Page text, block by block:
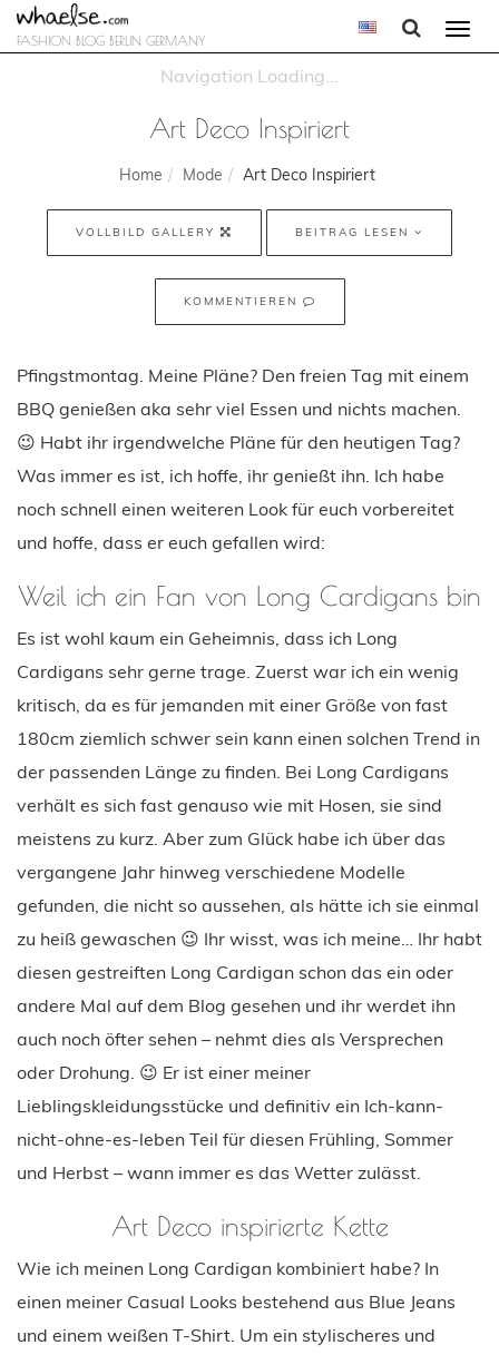
FASHION BLOG BERLIN GERMANY
Art Deco Inspiriert
Home Mode Art Deco Inspiriert
VOLLBILD GALLERY BEITRAG LESEN
KOMMENTIEREN
Pfingstmontag. Meine Pläne? Den freien Tag mit einem
BBQ genießen aka sehr viel Essen und nichts machen.
😉 Habt ihr irgendwelche Pläne für den heutigen Tag?
Was immer es ist, ich hoffe, ihr genießt ihn. Ich habe
noch schnell einen weiteren Look für euch vorbereitet
und hoffe, dass er euch gefallen wird:
Weil ich ein Fan von Long Cardigans bin
Es ist wohl kaum ein Geheimnis, dass ich Long
Cardigans sehr gerne trage. Zuerst war ich ein wenig
kritisch, da es für jemanden mit einer Größe von fast
180cm ziemlich schwer sein kann einen solchen Trend in
der passenden Länge zu finden. Bei Long Cardigans
verhält es sich fast genauso wie mit Hosen, sie sind
meistens zu kurz. Aber zum Glück habe ich über das
vergangene Jahr hinweg verschiedene Modelle
gefunden, die nicht so aussehen, als hätte ich sie einmal
zu heiß gewaschen 😉 Ihr wisst, was ich meine… Ihr habt
diesen gestreiften Long Cardigan schon das ein oder
andere Mal auf dem Blog gesehen und ihr werdet ihn
auch noch öfter sehen – nehmt dies als Versprechen
oder Drohung. 😉 Er ist einer meiner
Lieblingskleidungsstücke und definitiv ein Ich-kann-
nicht-ohne-es-leben Teil für diesen Frühling, Sommer
und Herbst – wann immer es das Wetter zulässt.
Art Deco inspirierte Kette
Wie ich meinen Long Cardigan kombiniert habe? In
einen meiner Casual Looks bestehend aus Blue Jeans
und einem weißen T-Shirt. Um ein stylischeres und